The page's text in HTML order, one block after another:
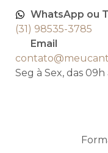
WhatsApp ou
(31) 98535-3785
Email
Seg à Sex, das 09h